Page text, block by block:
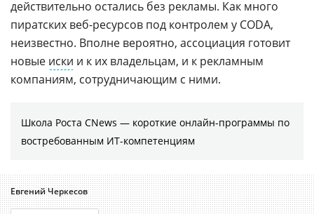
действительно остались без рекламы. Как много
пиратских веб-ресурсов под контролем у CODA,
неизвестно. Вполне вероятно, ассоциация готовит
новые иски и к их владельцам, и к рекламным
компаниям, сотрудничающим с ними.
Школа Роста CNews — короткие онлайн-программы по
востребованным ИТ-компетенциям
Евгений Черкесов